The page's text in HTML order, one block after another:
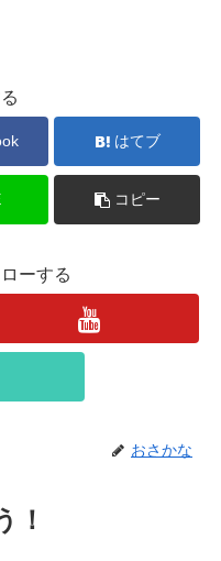
はてブ
コピー
ーする
おさかな
！